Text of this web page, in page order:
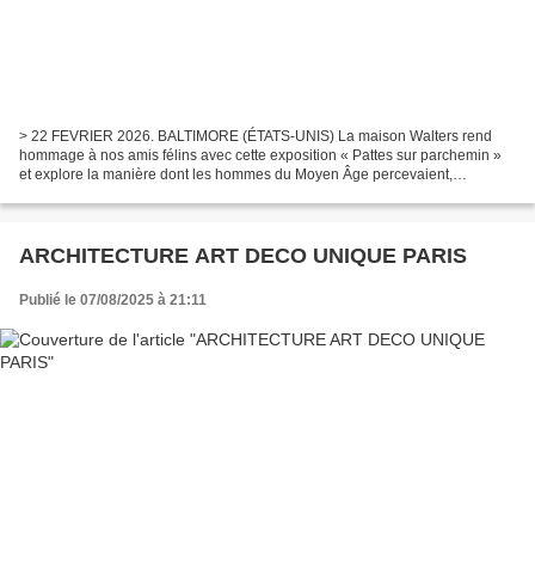
> 22 FEVRIER 2026. BALTIMORE (ÉTATS-UNIS) La maison Walters rend
hommage à nos amis félins avec cette exposition « Pattes sur parchemin »
et explore la manière dont les hommes du Moyen Âge percevaient,
ARCHITECTURE ART DECO UNIQUE PARIS
Publié le 07/08/2025 à 21:11